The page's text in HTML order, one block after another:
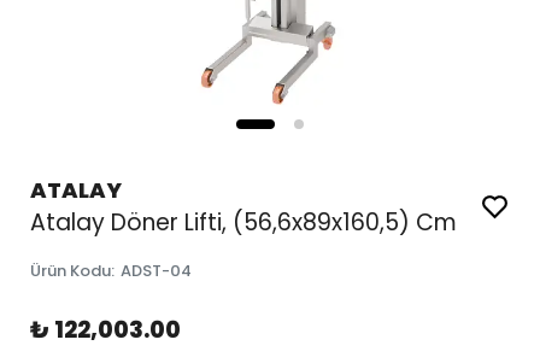
ATALAY
Atalay Döner Lifti, (56,6x89x160,5) Cm
Ürün Kodu: ADST-04
₺ 122,003.00